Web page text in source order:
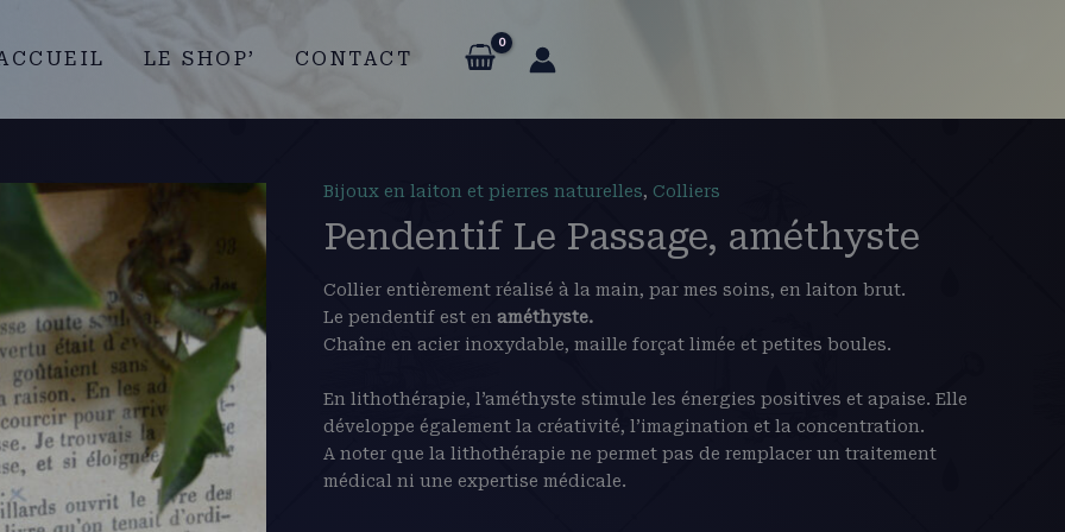
LE SHOP’ CONTACT
Bijoux en laiton et pierres naturelles, Colliers
Pendentif Le Passage, améthyste
Collier entièrement réalisé à la main, par mes soins, en laiton brut.
Le pendentif est en améthyste.
Chaîne en acier inoxydable, maille forçat limée et petites boules.
En lithothérapie, l’améthyste stimule les énergies positives et apaise. Elle
développe également la créativité, l’imagination et la concentration.
A noter que la lithothérapie ne permet pas de remplacer un traitement
médical ni une expertise médicale.
quantité
de
Pendentif
améthyste